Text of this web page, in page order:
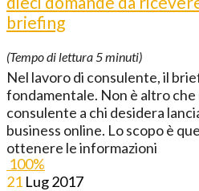
briefing
(Tempo di lettura 5minuti)
Nel lavoro di consulente, il
fondamentale. Non è altro
consulente a chi desidera
business online. Lo scopo è
ottenere le informazioni
100%
21 Lug2017